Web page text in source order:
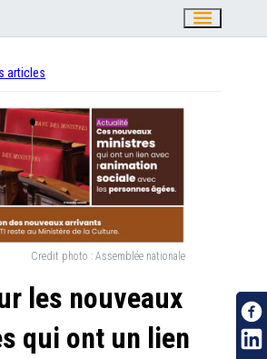
menu
articles
Credit photo : Assemblée nationale
les nouveaux
qui ont un lien